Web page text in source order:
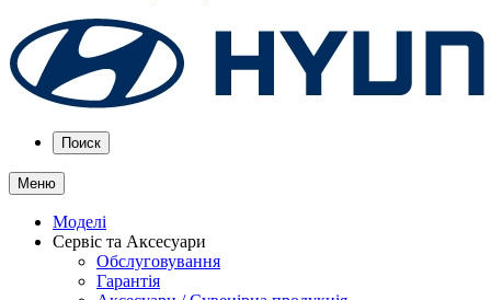
Поиск
Меню
Моделі
Сервіс та Аксесуари
Обслуговування
Гарантія